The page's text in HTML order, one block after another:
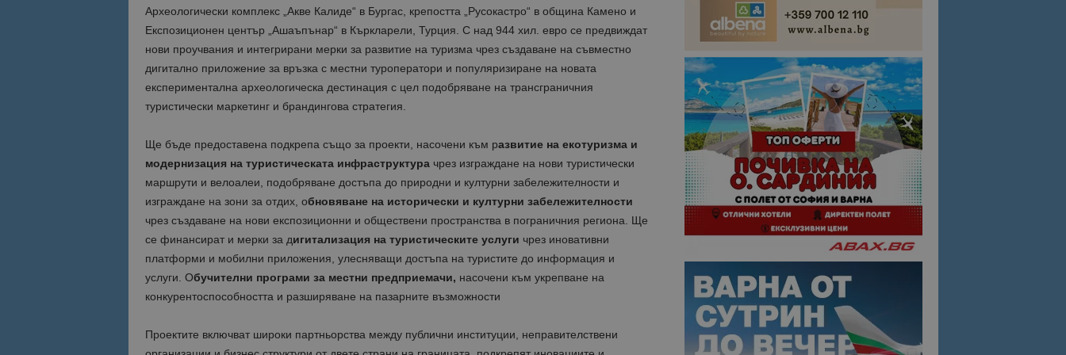
Археологически комплекс „Акве Калиде“ в Бургас, крепостта „Русокастро“ в община Камено и
Експозиционен център „Ашаъпънар“ в Къркларели, Турция. С над 944 хил. евро се предвиждат
нови проучвания и интегрирани мерки за развитие на туризма чрез създаване на съвместно
дигитално приложение за връзка с местни туроператори и популяризиране на новата
експериментална археологическа дестинация с цел подобряване на трансграничния
туристически маркетинг и брандингова стратегия.
Ще бъде предоставена подкрепа също за проекти, насочени към развитие на екотуризма и
модернизация на туристическата инфраструктурачрез изграждане на нови туристически
маршрути и велоалеи, подобряване достъпа до природни и културни забележителности и
изграждане на зони за отдих, обновяване на исторически и културни забележителности
чрез създаване на нови експозиционни и обществени пространства в пограничния региона. Ще
се финансират и мерки за дигитализация на туристическите услуги чрез иновативни
платформи и мобилни приложения, улесняващи достъпа на туристите до информация и
услуги. Обучителни програми за местни предприемачи, насочени към укрепване на
конкурентоспособността и разширяване на пазарните възможности
Проектите включват широки партньорства между публични институции, неправителствени